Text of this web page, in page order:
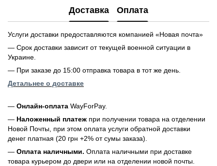
Доставка Оплата
Услуги доставки предоставляются компанией «Новая почта»
— Срок доставки зависит от текущей военной ситуации в
Украине.
— При заказе до 15:00 отправка товара в тот же день.
Детальнее о доставке
— Онлайн-оплата WayForPay.
— Наложенный платеж при получении товара на отделении
Новой Почты, при этом оплата услуги обратной доставки
денег платная (20 грн +2% от сумы заказа).
— Оплата наличными. Оплата наличными при доставке
товара курьером до двери или на отделении новой почты.